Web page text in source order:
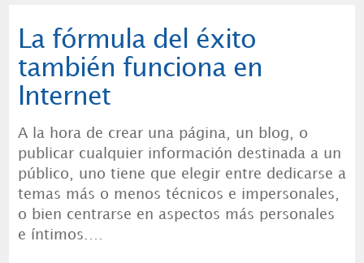
La fórmula del éxito
también funciona en
Internet
A la hora de crear una página, un blog, o
publicar cualquier información destinada a un
público, uno tiene que elegir entre dedicarse a
temas más o menos técnicos e impersonales,
o bien centrarse en aspectos más personales
e íntimos.…